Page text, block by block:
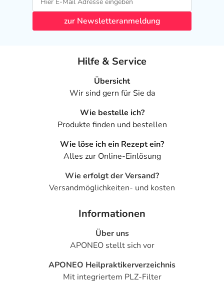
zur Newsletteranmeldung
Hilfe & Service
Übersicht
Wir sind gern für Sie da
Wie bestelle ich?
Produkte finden und bestellen
Wie löse ich ein Rezept ein?
Alles zur Online-Einlösung
Wie erfolgt der Versand?
Versandmöglichkeiten- und kosten
Informationen
Über uns
APONEO stellt sich vor
APONEO Heilpraktikerverzeichnis
Mit integriertem PLZ-Filter